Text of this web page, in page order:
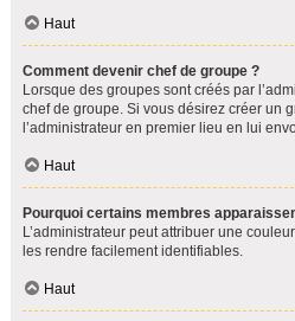
Haut
Comment devenir chef de groupe ?
Lorsque des groupes sont créés par
chef de groupe. Si vous désirez créer un
l’administrateur en premier lieu en lui
Haut
Pourquoi certains membres
L’administrateur peut attribuer une
les rendre facilement identifiables.
Haut